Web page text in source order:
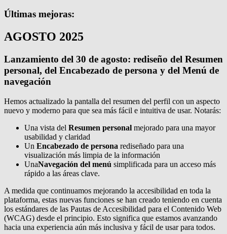
Últimas mejoras:
AGOSTO 2025
Lanzamiento del 30 de agosto: rediseño del Resumen
personal, del Encabezado de persona y del Menú de
navegación
Hemos actualizado la pantalla del resumen del perfil con un aspecto
nuevo y moderno para que sea más fácil e intuitiva de usar. Notarás:
Una vista del Resumen personal mejorado para una mayor
usabilidad y claridad
Un Encabezado de persona rediseñado para una
visualización más limpia de la información
UnaNavegación del menú simplificada para un acceso más
rápido a las áreas clave.
A medida que continuamos mejorando la accesibilidad en toda la
plataforma, estas nuevas funciones se han creado teniendo en cuenta
los estándares de las Pautas de Accesibilidad para el Contenido Web
(WCAG) desde el principio. Esto significa que estamos avanzando
hacia una experiencia aún más inclusiva y fácil de usar para todos.